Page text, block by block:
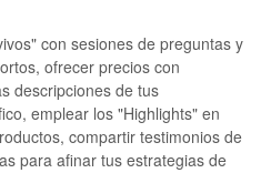
con sesiones de preguntas y
ofrecer precios con
descripciones de tus
emplear los "Highlights" en
compartir testimonios de
para afinar tus estrategias de